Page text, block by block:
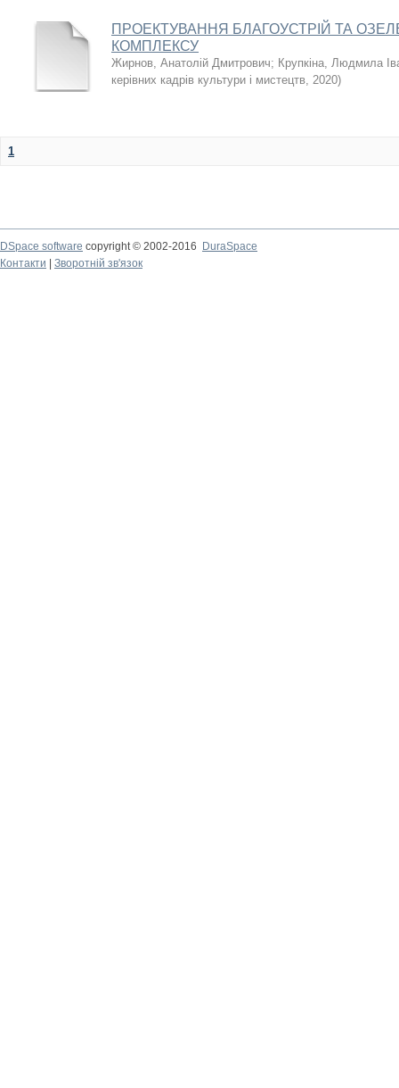
ПРОЕКТУВАННЯ БЛАГОУСТРІЙ ТА
КОМПЛЕКСУ
Жирнов, Анатолій Дмитрович; Крупкіна, Людмила
керівних кадрів культури і мистецтв, 2020)
1
DSpace software copyright © 2002-2016
DuraSpace
Контакти
Зворотній зв'язок